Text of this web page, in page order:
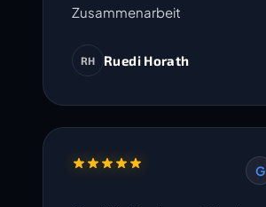
Zusammenarbeit
RH Ruedi Horath
G